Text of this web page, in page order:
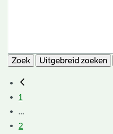
Zoek
Uitgebreid zoeken
1
...
2